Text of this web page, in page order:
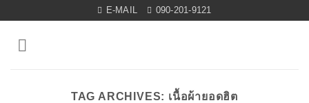
content
E-MAIL 090-201-9121
TAG ARCHIVES: เนื้อผ้ายอดฮิต